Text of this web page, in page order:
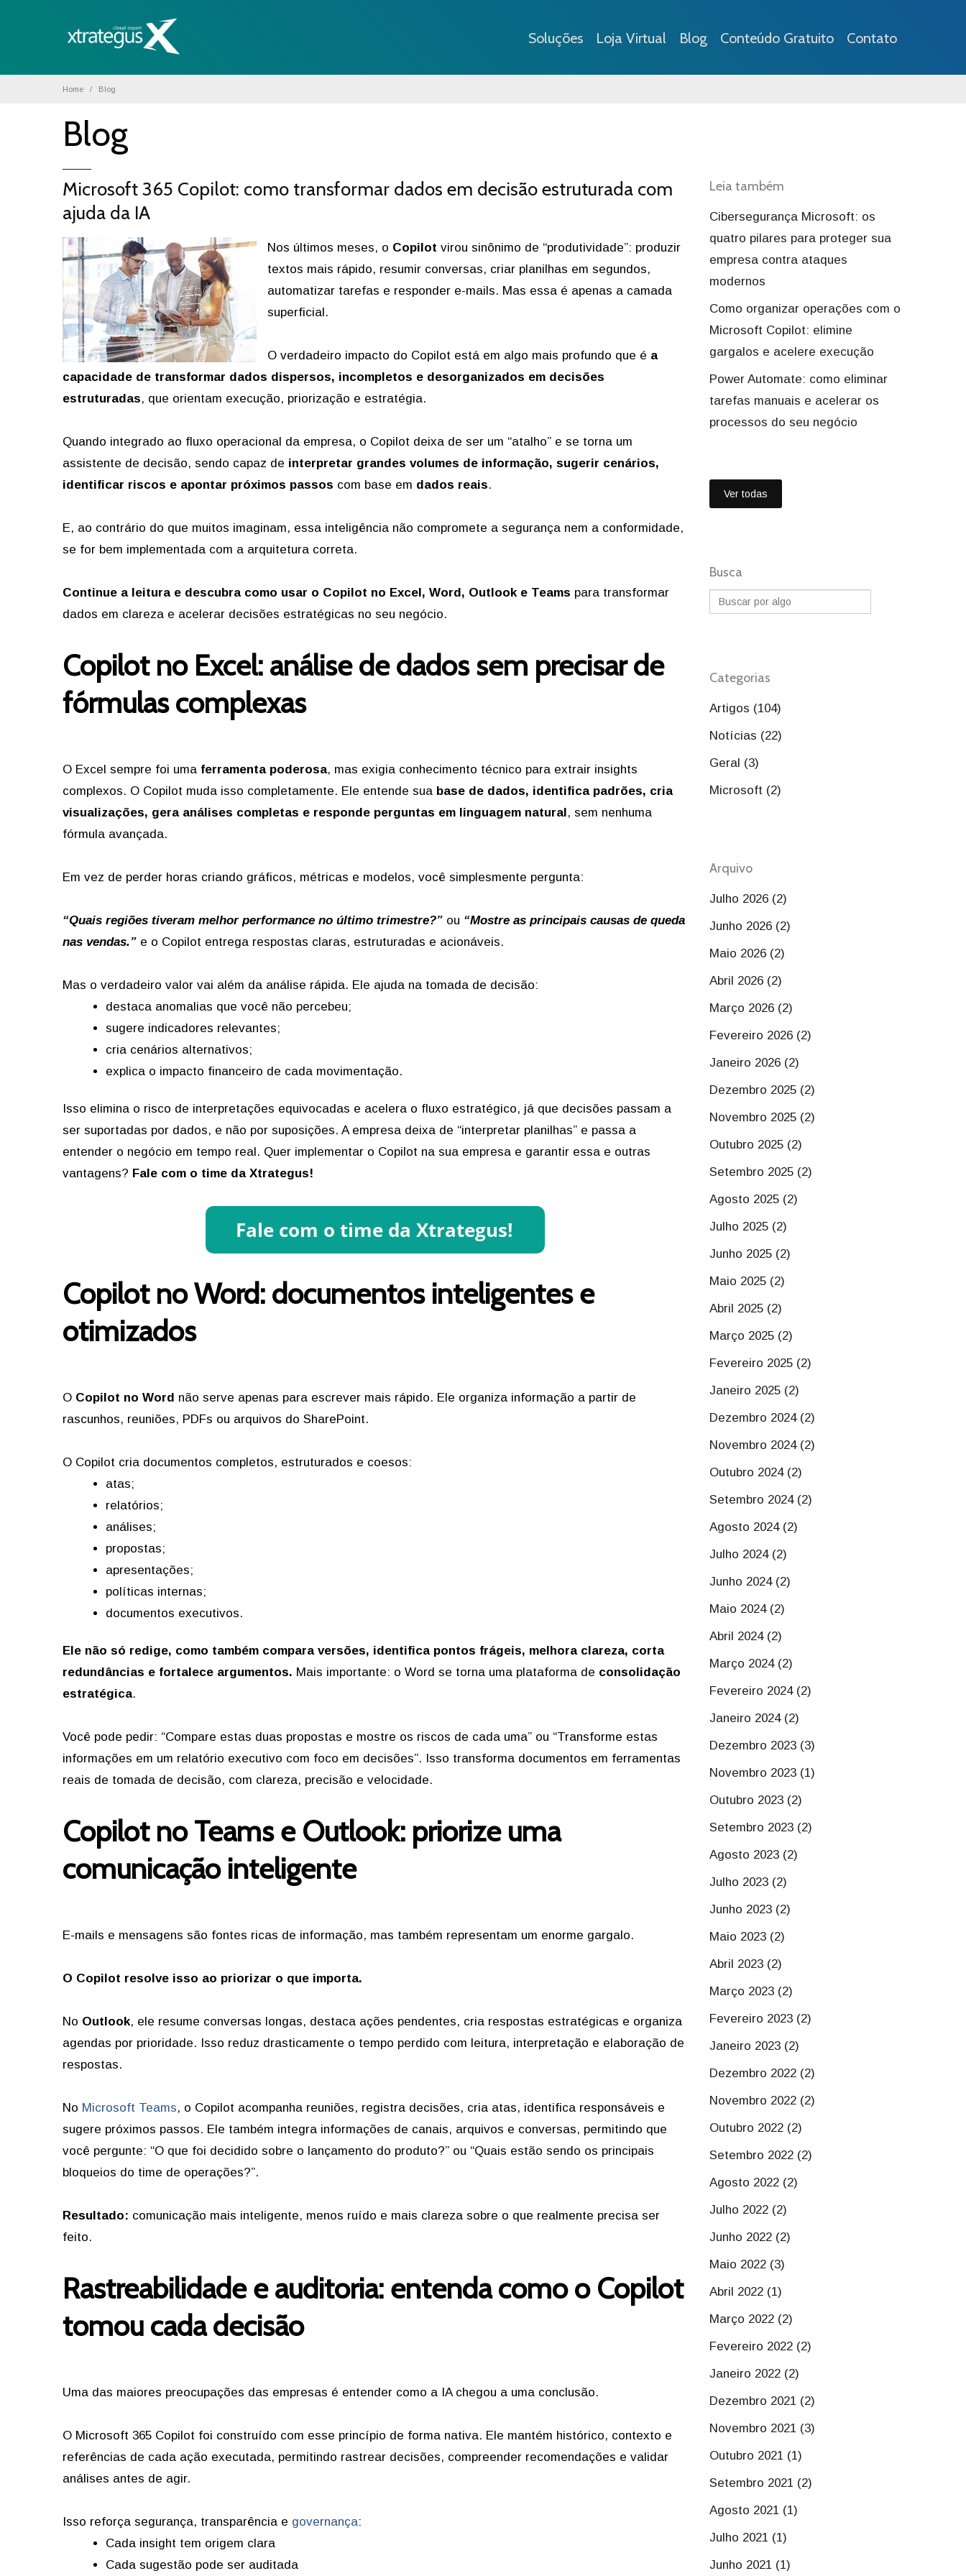
Soluções Loja Virtual Blog Conteúdo Gratuito Contato
Home Blog
Blog
Microsoft 365 Copilot: como transformar dados em decisão estruturada com
ajuda da IA
Nos últimos meses, o Copilot virou sinônimo de “produtividade”: produzir
textos mais rápido, resumir conversas, criar planilhas em segundos,
automatizar tarefas e responder e-mails. Mas essa é apenas a camada
superficial.
O verdadeiro impacto do Copilot está em algo mais profundo que é a
capacidade de transformar dados dispersos, incompletos e desorganizados em decisões
estruturadas, que orientam execução, priorização e estratégia.
Quando integrado ao fluxo operacional da empresa, o Copilot deixa de ser um “atalho” e se torna um
assistente de decisão, sendo capaz de interpretar grandes volumes de informação, sugerir cenários,
identificar riscos e apontar próximos passos com base em dados reais.
E, ao contrário do que muitos imaginam, essa inteligência não compromete a segurança nem a conformidade,
se for bem implementada com a arquitetura correta.
Continue a leitura e descubra como usar o Copilot no Excel, Word, Outlook e Teams para transformar
dados em clareza e acelerar decisões estratégicas no seu negócio.
Copilot no Excel: análise de dados sem precisar de
fórmulas complexas
O Excel sempre foi uma ferramenta poderosa, mas exigia conhecimento técnico para extrair insights
complexos. O Copilot muda isso completamente. Ele entende sua base de dados, identifica padrões, cria
visualizações, gera análises completas e responde perguntas em linguagem natural, sem nenhuma
fórmula avançada.
Em vez de perder horas criando gráficos, métricas e modelos, você simplesmente pergunta:
“Quais regiões tiveram melhor performance no último trimestre?” ou “Mostre as principais causas de queda
nas vendas.” e o Copilot entrega respostas claras, estruturadas e acionáveis.
Mas o verdadeiro valor vai além da análise rápida. Ele ajuda na tomada de decisão:
destaca anomalias que você não percebeu;
sugere indicadores relevantes;
cria cenários alternativos;
explica o impacto financeiro de cada movimentação.
Isso elimina o risco de interpretações equivocadas e acelera o fluxo estratégico, já que decisões passam a
ser suportadas por dados, e não por suposições. A empresa deixa de “interpretar planilhas” e passa a
entender o negócio em tempo real. Quer implementar o Copilot na sua empresa e garantir essa e outras
vantagens? Fale com o time da Xtrategus!
Copilot no Word: documentos inteligentes e
otimizados
O Copilot no Word não serve apenas para escrever mais rápido. Ele organiza informação a partir de
rascunhos, reuniões, PDFs ou arquivos do SharePoint.
O Copilot cria documentos completos, estruturados e coesos:
atas;
relatórios;
análises;
propostas;
apresentações;
políticas internas;
documentos executivos.
Ele não só redige, como também compara versões, identifica pontos frágeis, melhora clareza, corta
redundâncias e fortalece argumentos. Mais importante: o Word se torna uma plataforma de consolidação
estratégica.
Você pode pedir: “Compare estas duas propostas e mostre os riscos de cada uma” ou “Transforme estas
informações em um relatório executivo com foco em decisões”. Isso transforma documentos em ferramentas
reais de tomada de decisão, com clareza, precisão e velocidade.
Copilot no Teams e Outlook: priorize uma
comunicação inteligente
E-mails e mensagens são fontes ricas de informação, mas também representam um enorme gargalo.
O Copilot resolve isso ao priorizar o que importa.
No Outlook, ele resume conversas longas, destaca ações pendentes, cria respostas estratégicas e organiza
agendas por prioridade. Isso reduz drasticamente o tempo perdido com leitura, interpretação e elaboração de
respostas.
No Microsoft Teams, o Copilot acompanha reuniões, registra decisões, cria atas, identifica responsáveis e
sugere próximos passos. Ele também integra informações de canais, arquivos e conversas, permitindo que
você pergunte: “O que foi decidido sobre o lançamento do produto?” ou “Quais estão sendo os principais
bloqueios do time de operações?”.
Resultado: comunicação mais inteligente, menos ruído e mais clareza sobre o que realmente precisa ser
feito.
Rastreabilidade e auditoria: entenda como o Copilot
tomou cada decisão
Uma das maiores preocupações das empresas é entender como a IA chegou a uma conclusão.
O Microsoft 365 Copilot foi construído com esse princípio de forma nativa. Ele mantém histórico, contexto e
referências de cada ação executada, permitindo rastrear decisões, compreender recomendações e validar
análises antes de agir.
Isso reforça segurança, transparência e governança:
Cada insight tem origem clara
Cada sugestão pode ser auditada
Leia também
Cibersegurança Microsoft: os
quatro pilares para proteger sua
empresa contra ataques
modernos
Como organizar operações com o
Microsoft Copilot: elimine
gargalos e acelere execução
Power Automate: como eliminar
tarefas manuais e acelerar os
processos do seu negócio
Ver todas
Busca
Categorias
Artigos (104)
Notícias (22)
Geral (3)
Microsoft (2)
Arquivo
Julho 2026 (2)
Junho 2026 (2)
Maio 2026 (2)
Abril 2026 (2)
Março 2026 (2)
Fevereiro 2026 (2)
Janeiro 2026 (2)
Dezembro 2025 (2)
Novembro 2025 (2)
Outubro 2025 (2)
Setembro 2025 (2)
Agosto 2025 (2)
Julho 2025 (2)
Junho 2025 (2)
Maio 2025 (2)
Abril 2025 (2)
Março 2025 (2)
Fevereiro 2025 (2)
Janeiro 2025 (2)
Dezembro 2024 (2)
Novembro 2024 (2)
Outubro 2024 (2)
Setembro 2024 (2)
Agosto 2024 (2)
Julho 2024 (2)
Junho 2024 (2)
Maio 2024 (2)
Abril 2024 (2)
Março 2024 (2)
Fevereiro 2024 (2)
Janeiro 2024 (2)
Dezembro 2023 (3)
Novembro 2023 (1)
Outubro 2023 (2)
Setembro 2023 (2)
Agosto 2023 (2)
Julho 2023 (2)
Junho 2023 (2)
Maio 2023 (2)
Abril 2023 (2)
Março 2023 (2)
Fevereiro 2023 (2)
Janeiro 2023 (2)
Dezembro 2022 (2)
Novembro 2022 (2)
Outubro 2022 (2)
Setembro 2022 (2)
Agosto 2022 (2)
Julho 2022 (2)
Junho 2022 (2)
Maio 2022 (3)
Abril 2022 (1)
Março 2022 (2)
Fevereiro 2022 (2)
Janeiro 2022 (2)
Dezembro 2021 (2)
Novembro 2021 (3)
Outubro 2021 (1)
Setembro 2021 (2)
Agosto 2021 (1)
Julho 2021 (1)
Junho 2021 (1)